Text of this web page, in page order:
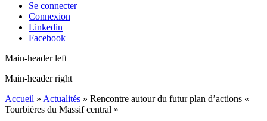
Se connecter
Connexion
Linkedin
Facebook
Main-header left
Main-header right
Accueil » Actualités » Rencontre autour du futur plan d’actions «
Tourbières du Massif central »